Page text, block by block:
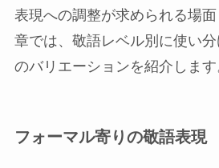
表現への調整が求められる場
章では、敬語レベル別に使い
のバリエーションを紹介します
フォーマル寄りの敬語表現